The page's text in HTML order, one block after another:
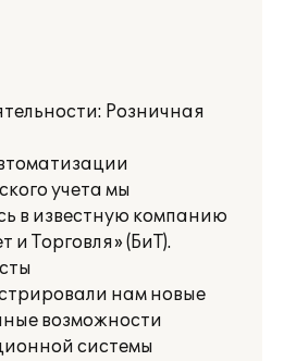
Розничная
учета мы
в известную компанию
и Торговля» (БиТ).
нам новые
возможности
системы